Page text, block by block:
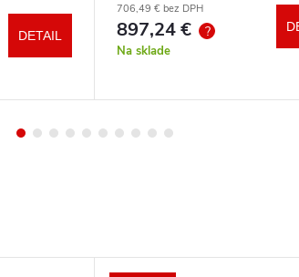
DETAIL
základňa
706,49 € bez DPH
897,24 € ?
Na sklade